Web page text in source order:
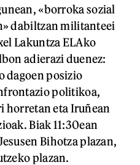
«borroka sozial
dabiltzan militanteei
Lakuntza ELAko
adierazi duenez:
dagoen posizio
politikoa,
horretan eta Iruñean
Biak 11:30ean
Bihotza plazan,
plazan.